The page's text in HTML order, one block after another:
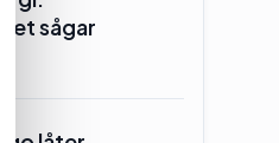
sågar